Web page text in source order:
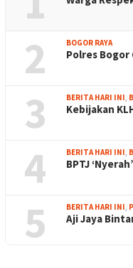
2 BOGOR RAYA
Polres Bogor
3 BERITA HARI INI,
Kebijakan
4 BERITA HARI INI,
BPTJ
5 BERITA HARI INI,
Aji Jaya